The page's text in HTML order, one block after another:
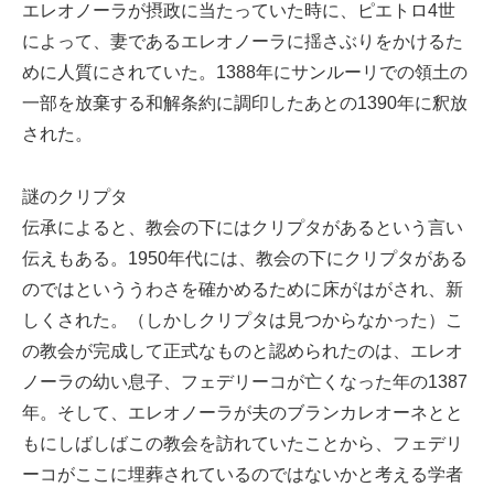
エレオノーラが摂政に当たっていた時に、ピエトロ4世
によって、妻であるエレオノーラに揺さぶりをかけるた
めに人質にされていた。1388年にサンルーリでの領土の
一部を放棄する和解条約に調印したあとの1390年に釈放
された。
謎のクリプタ
伝承によると、教会の下にはクリプタがあるという言い
伝えもある。1950年代には、教会の下にクリプタがある
のではといううわさを確かめるために床がはがされ、新
しくされた。（しかしクリプタは見つからなかった）こ
の教会が完成して正式なものと認められたのは、エレオ
ノーラの幼い息子、フェデリーコが亡くなった年の1387
年。そして、エレオノーラが夫のブランカレオーネとと
もにしばしばこの教会を訪れていたことから、フェデリ
ーコがここに埋葬されているのではないかと考える学者